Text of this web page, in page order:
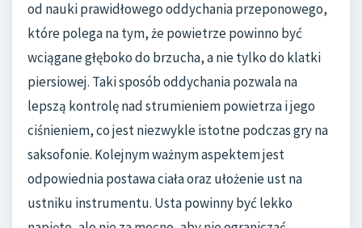
od nauki prawidłowego oddychania przeponowego,
które polega na tym, że powietrze powinno być
wciągane głęboko do brzucha, a nie tylko do klatki
piersiowej. Taki sposób oddychania pozwala na
lepszą kontrolę nad strumieniem powietrza i jego
ciśnieniem, co jest niezwykle istotne podczas gry na
saksofonie. Kolejnym ważnym aspektem jest
odpowiednia postawa ciała oraz ułożenie ust na
ustniku instrumentu. Usta powinny być lekko